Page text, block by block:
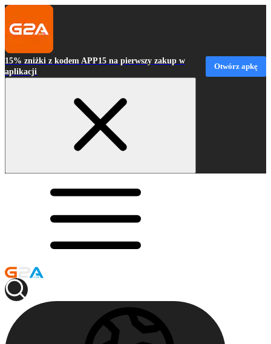
15% zniżki z kodem APP15 na pierwszy zakup w
aplikacji
Otwórz apkę